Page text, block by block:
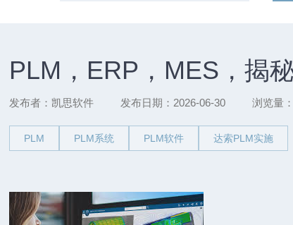
PLM，ERP，MES，揭
发布者：凯思软件 发布日期：2026-06-30 浏览量
PLM PLM系统 PLM软件 达索PLM实施